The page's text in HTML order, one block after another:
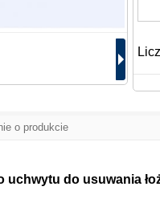
o produkcie
uchwytu do usuwania